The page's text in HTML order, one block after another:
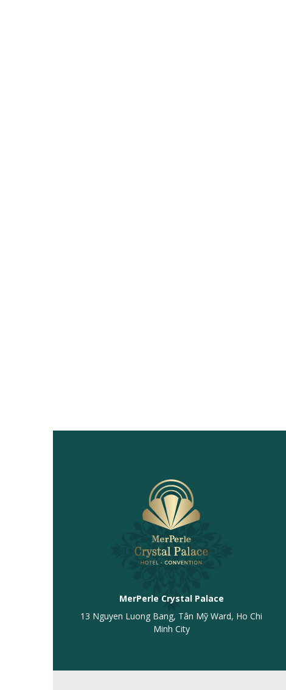
MerPerle Crystal Palace
13 Nguyen Luong Bang, Tân Mỹ Ward, Ho Chi
Minh City